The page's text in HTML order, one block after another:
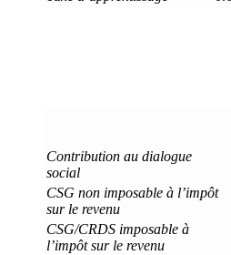
Contribution au dialogue
social
CSG non imposable à l’impôt
sur le revenu
CSG/CRDS imposable à
l’impôt sur le revenu